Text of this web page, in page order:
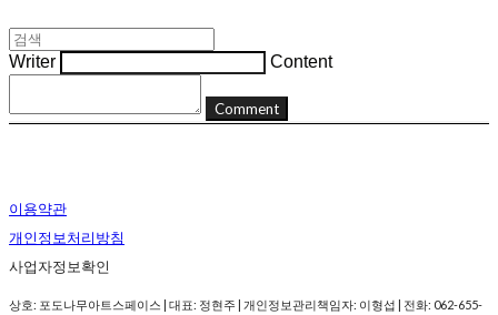
Writer Content
Comment
이용약관
개인정보처리방침
사업자정보확인
상호: 포도나무아트스페이스 | 대표: 정현주 | 개인정보관리책임자: 이형섭 | 전화: 062-655-